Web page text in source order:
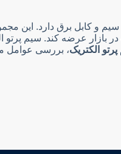
و کابل برق دارد. این
بازار عرضه کند. سیم
الکتریک، بررسی عوامل